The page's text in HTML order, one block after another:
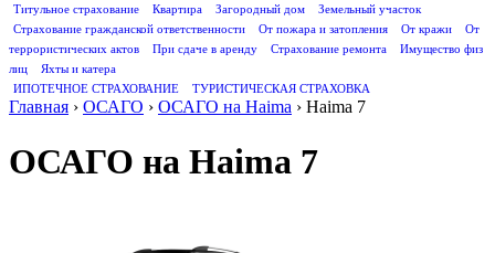
Титульное страхование
Квартира Загородный дом
Земельный участок
Страхование гражданской ответственности
От пожара и затопления От кражи
От
террористических актов
При сдаче в аренду Страхование ремонта
Имущество физ
лиц
Яхты и катера
ИПОТЕЧНОЕ СТРАХОВАНИЕ
ТУРИСТИЧЕСКАЯ СТРАХОВКА
Главная › ОСАГО › ОСАГО на Haima › Haima 7
ОСАГО на Haima 7